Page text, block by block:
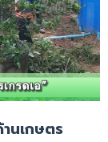
นเกษตร